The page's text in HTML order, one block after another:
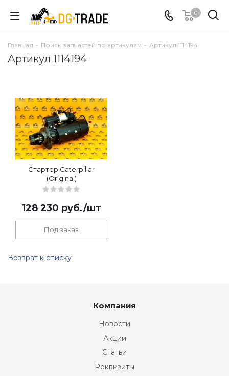
0
Главная - Поиск запчастей по артикулам - Артикул 1114194
Артикул 1114194
Стартер Caterpillar
(Original)
128 230 руб./шт
Под заказ
Возврат к списку
Компания
Новости
Акции
Статьи
Реквизиты